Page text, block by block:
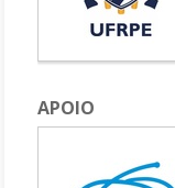
APOIO